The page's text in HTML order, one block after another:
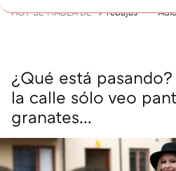
HOY SE HABLA DE rebajas
¿Qué está
la calle sólo veo
granates...